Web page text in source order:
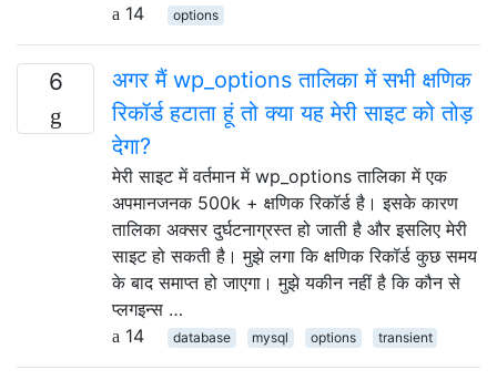
14
options
6
अगर मैं wp_options तालिका में सभी क्षणिक
रिकॉर्ड हटाता हूं तो क्या यह मेरी साइट को तोड़
देगा?
मेरी साइट में वर्तमान में wp_options तालिका में एक
अपमानजनक 500k + क्षणिक रिकॉर्ड है। इसके कारण
तालिका अक्सर दुर्घटनाग्रस्त हो जाती है और इसलिए मेरी
साइट हो सकती है। मुझे लगा कि क्षणिक रिकॉर्ड कुछ समय
के बाद समाप्त हो जाएगा। मुझे यकीन नहीं है कि कौन से
प्लगइन्स …
14
database mysql options transient